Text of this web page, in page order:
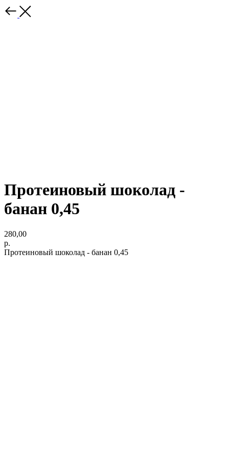
Протеиновый шоколад -
банан 0,45
280,00
р.
Протеиновый шоколад - банан 0,45